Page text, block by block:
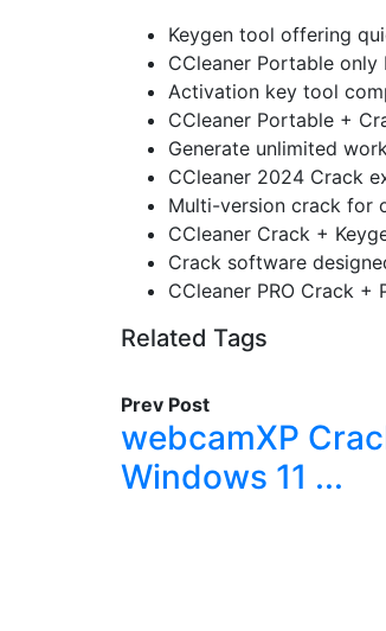
Keygen tool offering
CCleaner Portable only
Activation key tool
CCleaner Portable +
Generate unlimited
CCleaner 2024 Crack
Multi-version crack for
CCleaner Crack +
Crack software
CCleaner PRO Crack
Related Tags
Prev Post
webcamXP
Windows 11 ...